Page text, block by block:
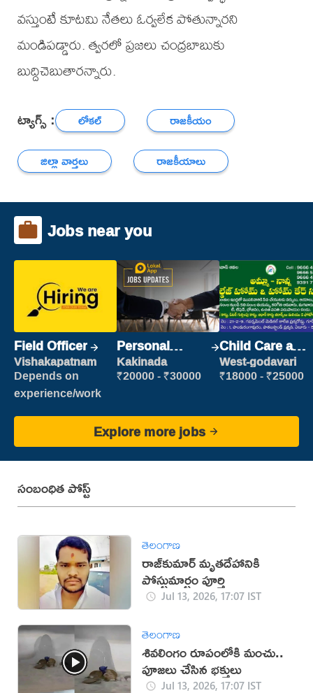
వస్తుంటే కూటమి నేతలు ఓర్వలేక పోతున్నారని
మండిపడ్డారు. త్వరలో ప్రజలు చంద్రబాబుకు
బుద్దిచెబుతారన్నారు.
ట్యాగ్స్ : లోకల్
రాజకీయం
జిల్లా వార్తలు
రాజకీయాలు
Jobs near you
Field Officer
Vishakapatnam
Depends on
experience/work
Personal
Assistant
Kakinada
₹20000 - ₹30000
Child Care and
Patient care
West-godavari
₹18000 - ₹25000
Explore more jobs
సంబంధిత పోస్ట్
తెలంగాణ
రాజ్‌కుమార్‌ మృతదేహానికి
పోస్టుమార్టం పూర్తి
Jul 13, 2026, 17:07 IST
తెలంగాణ
శివలింగం రూపంలోకి మంచు..
పూజలు చేసిన భక్తులు
Jul 13, 2026, 17:07 IST